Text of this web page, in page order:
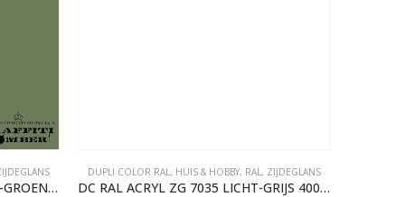
DC RAL ACRYL ZG 6011 RESEDA-GROEN 400 ML
DUPLI COLOR RAL , HUIS & HOBBY, RAL , ZIJDEGLANS
DC RAL ACRYL ZG 7035 LICHT-GRIJS 400 ML